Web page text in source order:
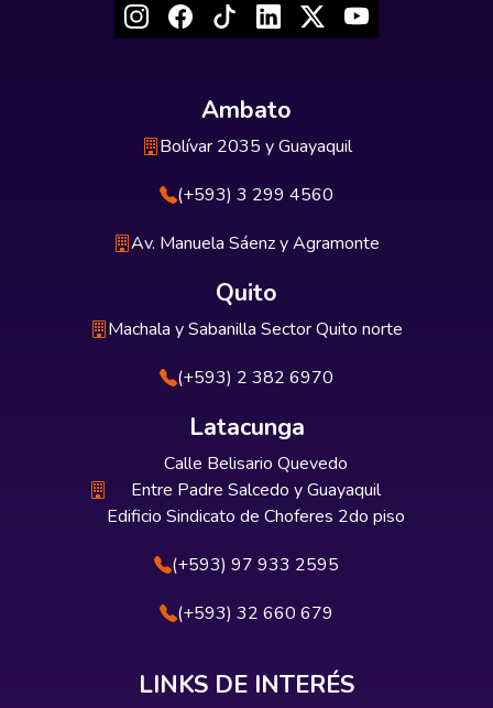
Ambato
Bolívar 2035 y Guayaquil
(+593) 3 299 4560
Av. Manuela Sáenz y Agramonte
Quito
Machala y Sabanilla Sector Quito norte
(+593) 2 382 6970
Latacunga
Calle Belisario Quevedo
Entre Padre Salcedo y Guayaquil
Edificio Sindicato de Choferes 2do piso
(+593) 97 933 2595
(+593) 32 660 679
LINKS DE INTERÉS